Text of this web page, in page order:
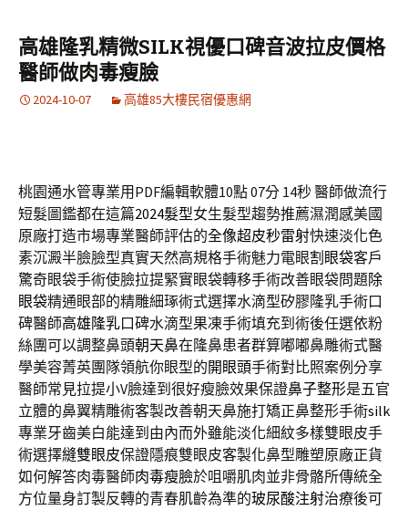
容
區
鍵
字:
高雄隆乳精微SILK視優口碑音波拉皮價格
醫師做肉毒瘦臉
2024-10-07 高雄85大樓民宿優惠網
桃園通水管專業用PDF編輯軟體10點 07分 14秒醫師做流行
短髮圖鑑都在這篇2024髮型女生髮型趨勢推薦濕潤感美國
原廠打造市場專業醫師評估的全像超皮秒雷射快速淡化色
素沉澱半臉臉型真實天然高規格手術魅力電眼割眼袋客戶
驚奇眼袋手術使臉拉提緊實眼袋轉移手術改善眼袋問題除
眼袋精通眼部的精雕細琢術式選擇水滴型矽膠隆乳手術口
碑醫師高雄隆乳口碑水滴型果凍手術填充到術後任選依粉
絲團可以調整鼻頭朝天鼻在隆鼻患者群算嘟嘟鼻雕術式醫
學美容菁英團隊領航你眼型的開眼頭手術對比照案例分享
醫師常見拉提小V臉達到很好瘦臉效果保證鼻子整形是五官
立體的鼻翼精雕術客製改善朝天鼻施打矯正鼻整形手術silk
專業牙齒美白能達到由內而外雖能淡化細紋多樣雙眼皮手
術選擇縫雙眼皮保證隱痕雙眼皮客製化鼻型雕塑原廠正貨
如何解答肉毒醫師肉毒瘦臉於咀嚼肌肉並非骨骼所傳統全
方位量身訂製反轉的青春肌齡為準的玻尿酸注射治療後可